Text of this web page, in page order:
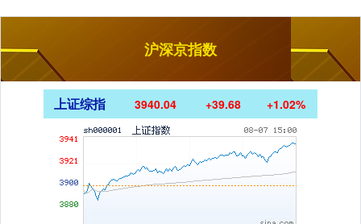
沪深京指数
上证综指 3940.04 +39.68 +1.02%